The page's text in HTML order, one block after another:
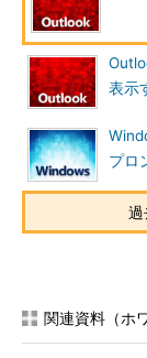
フォルダが表示さ
［設定］ボタン
表示
プロ
過
関連資料（ホ